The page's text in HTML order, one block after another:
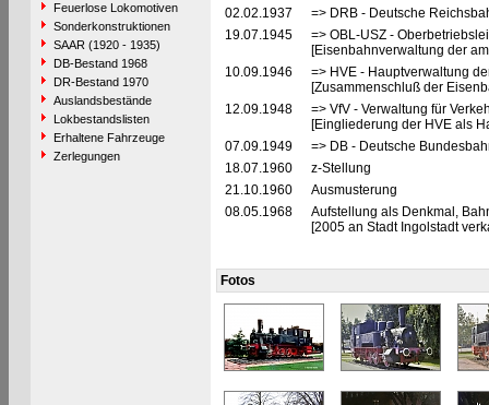
Feuerlose Lokomotiven
Sonderkonstruktionen
SAAR (1920 - 1935)
DB-Bestand 1968
DR-Bestand 1970
Auslandsbestände
Lokbestandslisten
Erhaltene Fahrzeuge
Zerlegungen
02.02.1937
=> DRB - Deutsche
19.07.1945
=> OBL-USZ -
[Eisenbahnverwaltung der
10.09.1946
=> HVE - Hauptverwaltung
[Zusammenschluß der
12.09.1948
=> VfV - Verwaltung für
[Eingliederung der HVE als
07.09.1949
=> DB - Deutsche
18.07.1960
z-Stellung
21.10.1960
Ausmusterung
08.05.1968
Aufstellung als Denkmal,
[2005 an Stadt Ingolstadt
Fotos